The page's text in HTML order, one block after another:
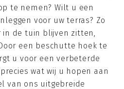
te nemen? Wilt u een
voor uw terras? Zo
in de tuin blijven zitten,
een beschutte hoek te
u voor een verbeterde
wat wij u hopen aan
van ons uitgebreide